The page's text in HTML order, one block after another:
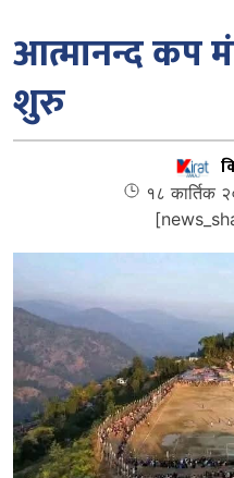
आत्मानन्द कप
शुरु
१८ कार्तिक